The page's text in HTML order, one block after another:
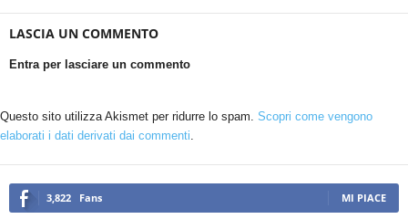
LASCIA UN COMMENTO
Entra per lasciare un commento
Questo sito utilizza Akismet per ridurre lo spam. Scopri come vengono
elaborati i dati derivati dai commenti
3,822 Fans MI PIACE